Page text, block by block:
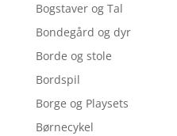
Bogstaver og Tal
Bondegård og dyr
Borde og stole
Bordspil
Borge og Playsets
Børnecykel